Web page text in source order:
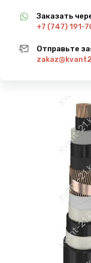
Заказать
+7 (747) 191-
Отправьте